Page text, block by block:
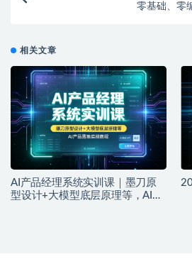
零基础、零
相关文章
AI产品经理系统实训课｜墨刀原
型设计+大模型底层原理等，AI产